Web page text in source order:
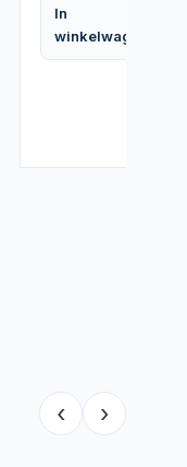
In
winkelwagen
‹ ›